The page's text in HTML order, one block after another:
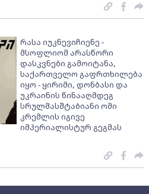
რასა იუკნევიჩიენე -
მსოფლიომ არასწორი
დასკვნები გამოიტანა,
საქართველო გაფრთხილება
იყო - ყირიმი, დონბასი და
უკრაინის წინააღმდეგ
სრულმასშტაბიანი ომი
კრემლის იგივე
იმპერიალისტურ გეგმას